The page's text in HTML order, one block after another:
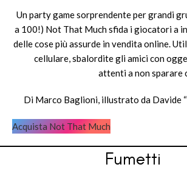
Un party game sorprendente per grandi
a 100!) Not That Much sfida i giocatori a
delle cose più assurde in vendita online.
cellulare, sbalordite gli amici con
attenti a non
Di Marco Baglioni, illustrato da Davide
Acquista Not That Much
Fumetti